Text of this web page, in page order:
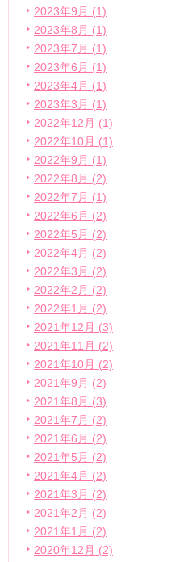
2023年9月 (1)
2023年8月 (1)
2023年7月 (1)
2023年6月 (1)
2023年4月 (1)
2023年3月 (1)
2022年12月 (1)
2022年10月 (1)
2022年9月 (1)
2022年8月 (2)
2022年7月 (1)
2022年6月 (2)
2022年5月 (2)
2022年4月 (2)
2022年3月 (2)
2022年2月 (2)
2022年1月 (2)
2021年12月 (3)
2021年11月 (2)
2021年10月 (2)
2021年9月 (2)
2021年8月 (3)
2021年7月 (2)
2021年6月 (2)
2021年5月 (2)
2021年4月 (2)
2021年3月 (2)
2021年2月 (2)
2021年1月 (2)
2020年12月 (2)